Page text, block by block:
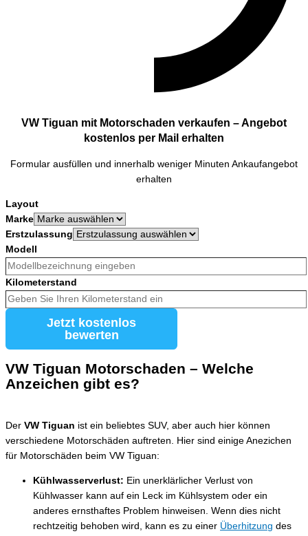
VW Tiguan mit Motorschaden verkaufen – Angebot
kostenlos per Mail erhalten
Formular ausfüllen und innerhalb weniger Minuten Ankaufangebot
erhalten
Layout
Marke
Erstzulassung
Modell
Kilometerstand
Jetzt kostenlos
bewerten
VW Tiguan Motorschaden – Welche
Anzeichen gibt es?
Der VW Tiguan ist ein beliebtes SUV, aber auch hier können
verschiedene Motorschäden auftreten. Hier sind einige Anezichen
für Motorschäden beim VW Tiguan:
Kühlwasserverlust: Ein unerklärlicher Verlust von
Kühlwasser kann auf ein Leck im Kühlsystem oder ein
anderes ernsthaftes Problem hinweisen. Wenn dies nicht
rechtzeitig behoben wird, kann es zu einer Überhitzung des